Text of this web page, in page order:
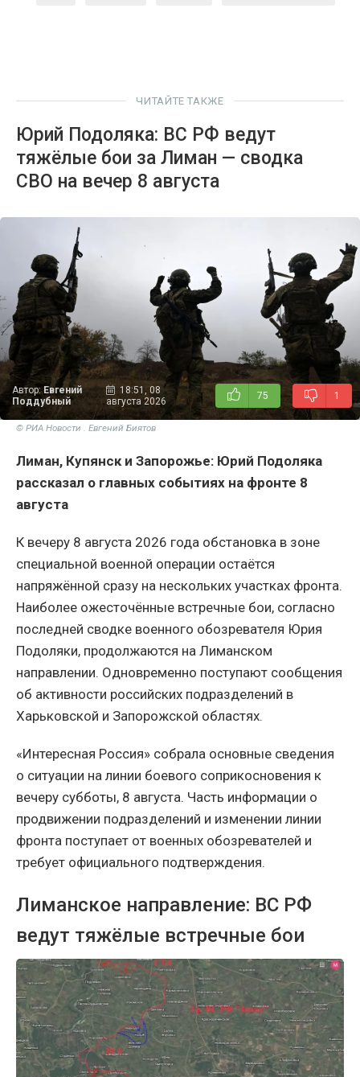
ЧИТАЙТЕ ТАКЖЕ
Юрий Подоляка: ВС РФ ведут
тяжёлые бои за Лиман — сводка
СВО на вечер 8 августа
Автор:Евгений
Поддубный
18:51, 08
августа 2026
75 1
© РИА Новости . Евгений Биятов
Лиман, Купянск и Запорожье: Юрий Подоляка
рассказал о главных событиях на фронте 8
августа
К вечеру 8 августа 2026 года обстановка в зоне
специальной военной операции остаётся
напряжённой сразу на нескольких участках фронта.
Наиболее ожесточённые встречные бои, согласно
последней сводке военного обозревателя Юрия
Подоляки, продолжаются на Лиманском
направлении. Одновременно поступают сообщения
об активности российских подразделений в
Харьковской и Запорожской областях.
«Интересная Россия» собрала основные сведения
о ситуации на линии боевого соприкосновения к
вечеру субботы, 8 августа. Часть информации о
продвижении подразделений и изменении линии
фронта поступает от военных обозревателей и
требует официального подтверждения.
Лиманское направление: ВС РФ
ведут тяжёлые встречные бои